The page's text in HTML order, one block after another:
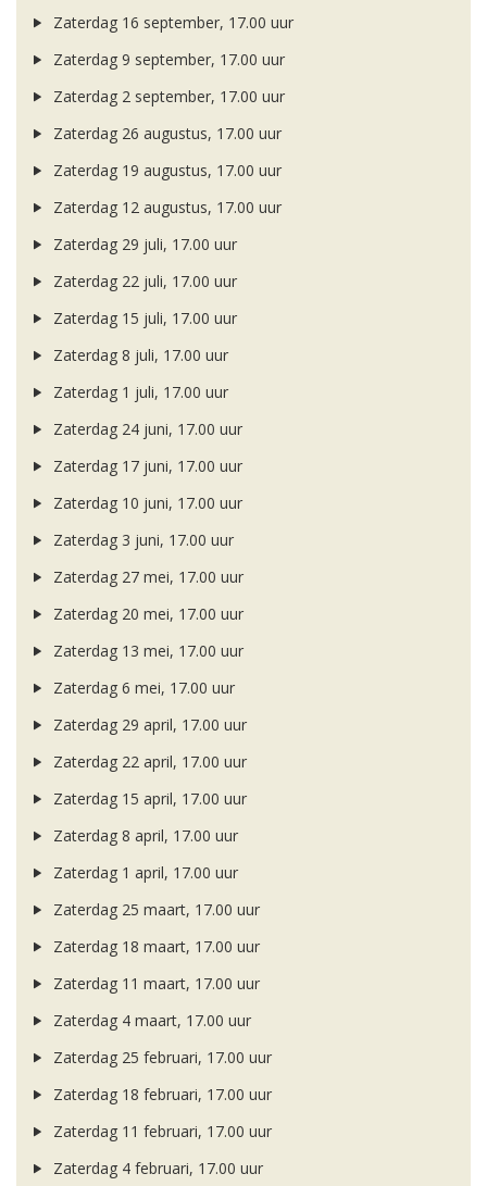
Zaterdag 16 september, 17.00 uur
Zaterdag 9 september, 17.00 uur
Zaterdag 2 september, 17.00 uur
Zaterdag 26 augustus, 17.00 uur
Zaterdag 19 augustus, 17.00 uur
Zaterdag 12 augustus, 17.00 uur
Zaterdag 29 juli, 17.00 uur
Zaterdag 22 juli, 17.00 uur
Zaterdag 15 juli, 17.00 uur
Zaterdag 8 juli, 17.00 uur
Zaterdag 1 juli, 17.00 uur
Zaterdag 24 juni, 17.00 uur
Zaterdag 17 juni, 17.00 uur
Zaterdag 10 juni, 17.00 uur
Zaterdag 3 juni, 17.00 uur
Zaterdag 27 mei, 17.00 uur
Zaterdag 20 mei, 17.00 uur
Zaterdag 13 mei, 17.00 uur
Zaterdag 6 mei, 17.00 uur
Zaterdag 29 april, 17.00 uur
Zaterdag 22 april, 17.00 uur
Zaterdag 15 april, 17.00 uur
Zaterdag 8 april, 17.00 uur
Zaterdag 1 april, 17.00 uur
Zaterdag 25 maart, 17.00 uur
Zaterdag 18 maart, 17.00 uur
Zaterdag 11 maart, 17.00 uur
Zaterdag 4 maart, 17.00 uur
Zaterdag 25 februari, 17.00 uur
Zaterdag 18 februari, 17.00 uur
Zaterdag 11 februari, 17.00 uur
Zaterdag 4 februari, 17.00 uur